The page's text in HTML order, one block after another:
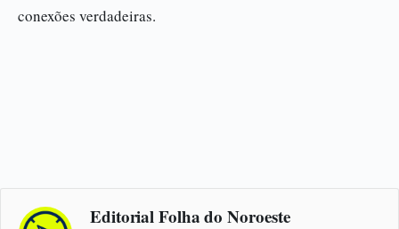
conexões verdadeiras.
Editorial Folha do Noroeste